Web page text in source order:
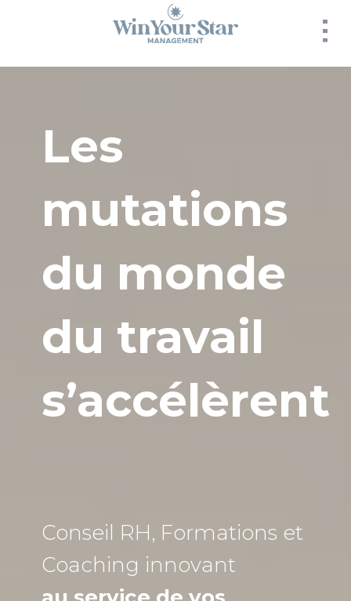
Les
mutations
du monde
du travail
s’accélèrent
Conseil RH, Formations et
Coaching innovant